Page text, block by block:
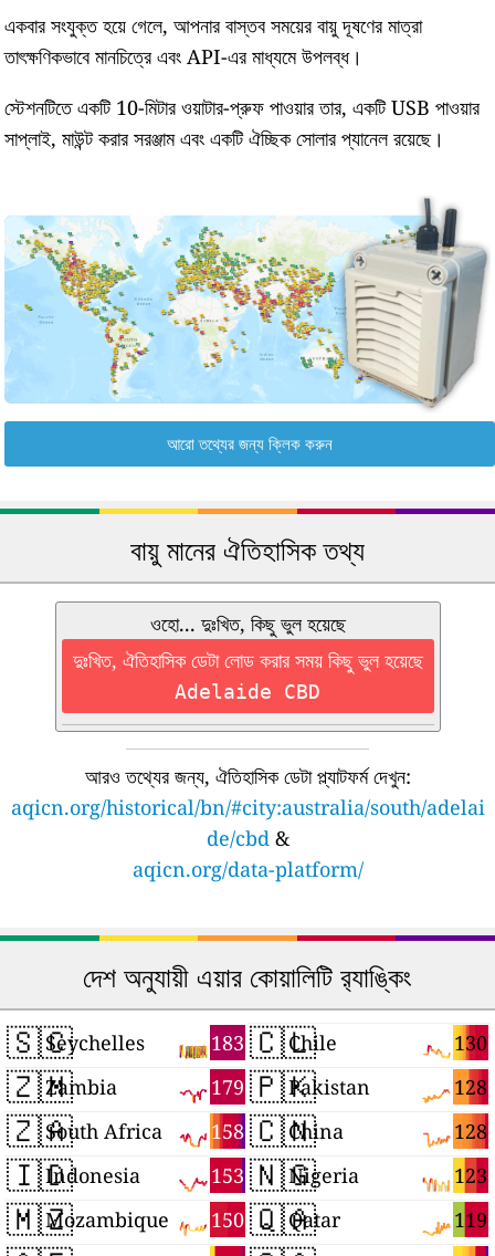
একবার সংযুক্ত হয়ে গেলে, আপনার বাস্তব সময়ের বায়ু দূষণের মাত্রা
তাৎক্ষণিকভাবে মানচিত্রে এবং API-এর মাধ্যমে উপলব্ধ।
স্টেশনটিতে একটি 10-মিটার ওয়াটার-প্রুফ পাওয়ার তার, একটি USB পাওয়ার
সাপ্লাই, মাউন্ট করার সরঞ্জাম এবং একটি ঐচ্ছিক সোলার প্যানেল রয়েছে।
আরো তথ্যের জন্য ক্লিক করুন
বায়ু মানের ঐতিহাসিক তথ্য
ওহো... দুঃখিত, কিছু ভুল হয়েছে
দুঃখিত, ঐতিহাসিক ডেটা লোড করার সময় কিছু ভুল হয়েছে
Adelaide CBD
আরও তথ্যের জন্য, ঐতিহাসিক ডেটা প্ল্যাটফর্ম দেখুন:
aqicn.org/historical/bn/#city:australia/south/adelai
de/cbd&
aqicn.org/data-platform/
দেশ অনুযায়ী এয়ার কোয়ালিটি র‍্যাঙ্কিং
🇸🇨 183
Seychelles
🇿🇲 179
Zambia
🇿🇦 158
South Africa
🇮🇩 153
Indonesia
🇲🇿 150
Mozambique
🇨🇱 130
Chile
🇵🇰 128
Pakistan
🇨🇳 128
China
🇳🇬 123
Nigeria
🇶🇦 119
Qatar